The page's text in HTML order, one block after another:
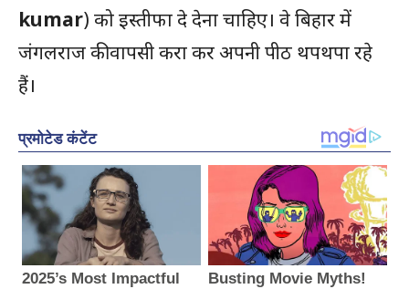
kumar) को इस्तीफा दे देना चाहिए। वे बिहार में
जंगलराज की वापसी करा कर अपनी पीठ थपथपा रहे
हैं।